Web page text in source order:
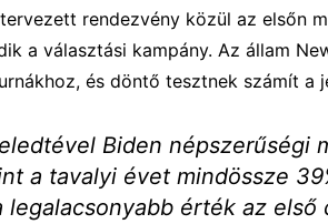
rendezvény közül az elsőn
a választási kampány. Az állam
és döntő tesztnek számít a
Biden népszerűségi
a tavalyi évet mindössze
érték az első